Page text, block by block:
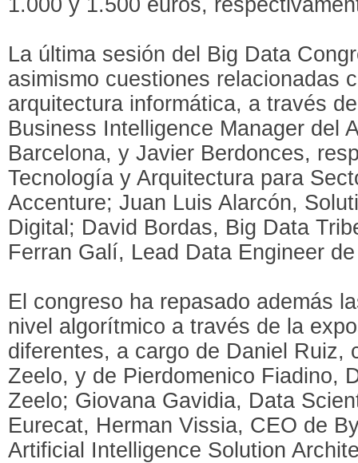
La última sesión del Big Data
asimismo cuestiones relacionadas
arquitectura informática, a través
Business Intelligence Manager del
Barcelona, y Javier Berdonces,
Tecnología y Arquitectura para
Accenture; Juan Luis Alarcón,
Digital; David Bordas, Big Data
Ferran Galí, Lead Data Engineer
El congreso ha repasado además
nivel algorítmico a través de la
diferentes, a cargo de Daniel Ruiz,
Zeelo, y de Pierdomenico Fiadino,
Zeelo; Giovana Gavidia, Data
Eurecat, Herman Vissia, CEO de
Artificial Intelligence Solution